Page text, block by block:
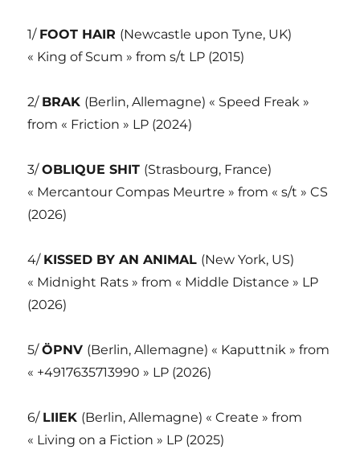
1/ FOOT HAIR (Newcastle upon Tyne, UK)
« King of Scum » from s/t LP (2015)
2/ BRAK (Berlin, Allemagne) « Speed Freak »
from « Friction » LP (2024)
3/OBLIQUE SHIT (Strasbourg, France)
« Mercantour Compas Meurtre » from « s/t » CS
(2026)
4/ KISSED BY AN ANIMAL (New York, US)
« Midnight Rats » from « Middle Distance » LP
(2026)
5/ÖPNV (Berlin, Allemagne) « Kaputtnik » from
« +4917635713990 » LP (2026)
6/ LIIEK (Berlin, Allemagne) « Create » from
« Living on a Fiction » LP (2025)